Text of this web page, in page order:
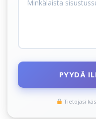
PYYDÄ
Tietojasi